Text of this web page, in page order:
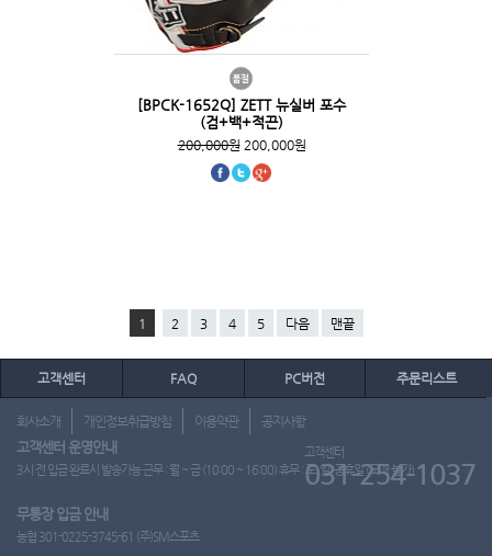
[BPCK-1652Q] ZETT 뉴실버 포수
(검+백+적끈)
200,000원200,000원
1 2 3 4 5 다음 맨끝
고객센터 FAQ PC버전 주문리스트
회사소개 개인정보취급방침 이용약관 공지사항
고객센터 운영안내
3시 전 입금 완료시 발송가능 근무 : 월 ~ 금 (10:00 ~ 16:00) 휴무 : 토, 일, 공휴일 (도매 불가)
고객센터
031-254-1037
무통장 입금 안내
농협 301-0225-3745-61 (주)SM스포츠